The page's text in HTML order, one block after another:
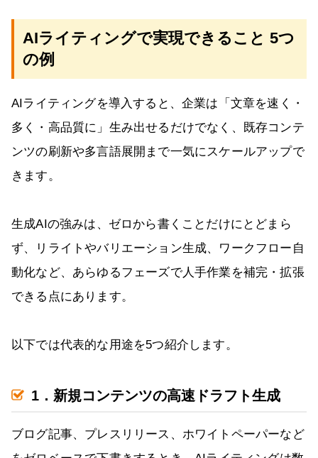
AIライティングで実現できること 5つ
の例
AIライティングを導入すると、企業は「文章を速く・
多く・高品質に」生み出せるだけでなく、既存コンテ
ンツの刷新や多言語展開まで一気にスケールアップで
きます。
生成AIの強みは、ゼロから書くことだけにとどまら
ず、リライトやバリエーション生成、ワークフロー自
動化など、あらゆるフェーズで人手作業を補完・拡張
できる点にあります。
以下では代表的な用途を5つ紹介します。
1．新規コンテンツの高速ドラフト生成
ブログ記事、プレスリリース、ホワイトペーパーなど